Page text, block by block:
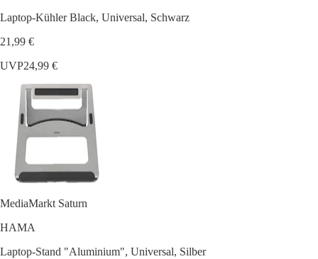
Laptop-Kühler Black, Universal, Schwarz
21,99 €
UVP24,99 €
MediaMarkt Saturn
HAMA
Laptop-Stand "Aluminium", Universal, Silber